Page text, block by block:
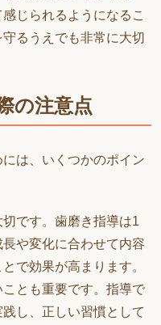
じられるようになるこ
るうえでも非常に大切
の注意点
は、いくつかのポイン
です。歯磨き指導は1
や変化に合わせて内容
で効果が高まります。
とも重要です。指導で
し、正しい習慣として